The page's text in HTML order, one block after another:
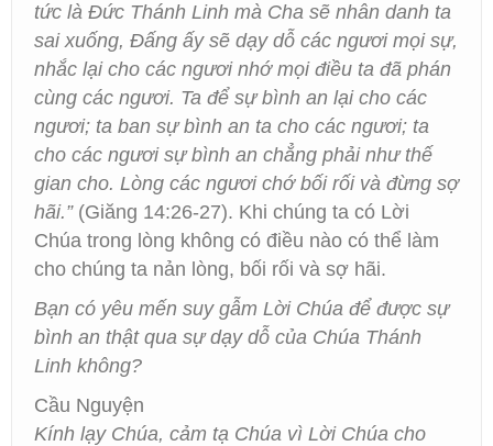
tức là Đức Thánh Linh mà Cha sẽ nhân danh ta
sai xuống, Đấng ấy sẽ dạy dỗ các ngươi mọi sự,
nhắc lại cho các ngươi nhớ mọi điều ta đã phán
cùng các ngươi. Ta để sự bình an lại cho các
ngươi; ta ban sự bình an ta cho các ngươi; ta
cho các ngươi sự bình an chẳng phải như thế
gian cho. Lòng các ngươi chớ bối rối và đừng sợ
hãi.”(Giăng 14:26-27). Khi chúng ta có Lời
Chúa trong lòng không có điều nào có thể làm
cho chúng ta nản lòng, bối rối và sợ hãi.
Bạn có yêu mến suy gẫm Lời Chúa để được sự
bình an thật qua sự dạy dỗ của Chúa Thánh
Linh không?
Cầu Nguyện
Kính lạy Chúa, cảm tạ Chúa vì Lời Chúa cho